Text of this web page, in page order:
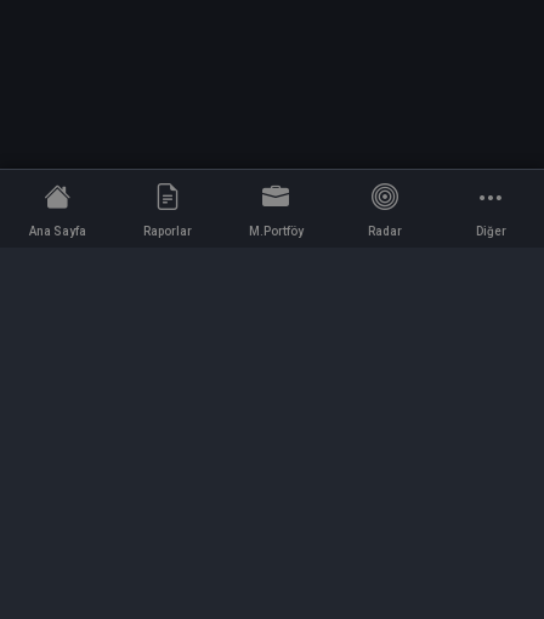
Ana Sayfa Raporlar M.Portföy Radar Diğer